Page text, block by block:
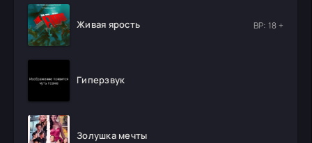
Живая ярость ВР: 18 +
Гиперзвук
Золушка мечты